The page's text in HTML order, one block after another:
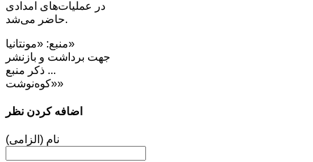
در عملیات‌های امدادی
حاضر می‌شد.
منبع: «مونتانیا»
جهت برداشت و بازنشر
... ذکر منبع
«کوه‌نوشت»
اضافه کردن نظر
نام (الزامی)